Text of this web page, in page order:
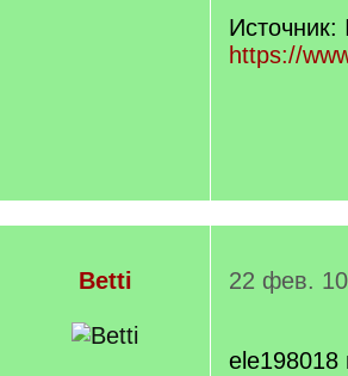
https://
Betti 22 фев.
ele198018